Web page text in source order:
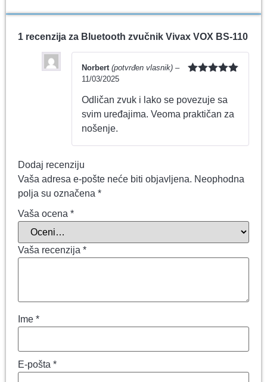
1 recenzija za Bluetooth zvučnik Vivax VOX BS-110
Norbert (potvrđen vlasnik) –
11/03/2025
Odličan zvuk i lako se povezuje sa
svim uređajima. Veoma praktičan za
nošenje.
Dodaj recenziju
Vaša adresa e-pošte neće biti objavljena. Neophodna
polja su označena *
Vaša ocena *
Vaša recenzija *
Ime *
E-pošta *